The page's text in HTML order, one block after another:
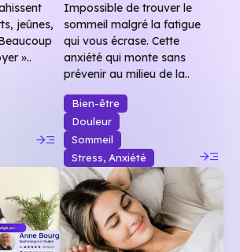
jeûnes,
»..
read_more
Impossible de trouver le
sommeil malgré la fatigue
qui vous écrase. Cette
anxiété qui monte sans
prévenir au milieu de la..
Bien-être
Douleur
Sommeil
Stress, Anxiété
read_more